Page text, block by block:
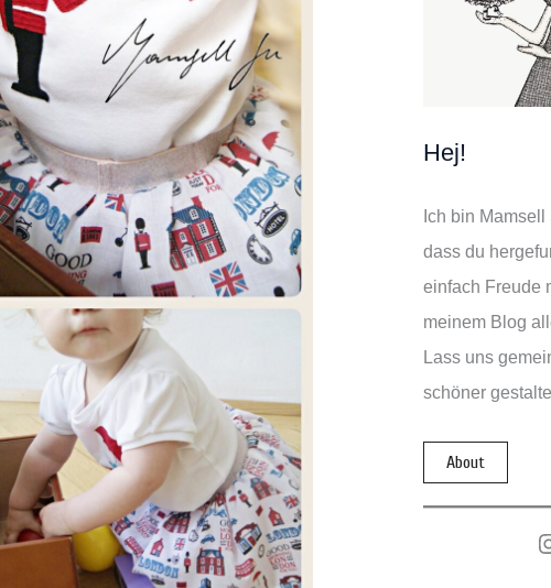
Hej!
Ich bin
dass du
einfach Freude
meinem Blog
Lass uns
schöner
About